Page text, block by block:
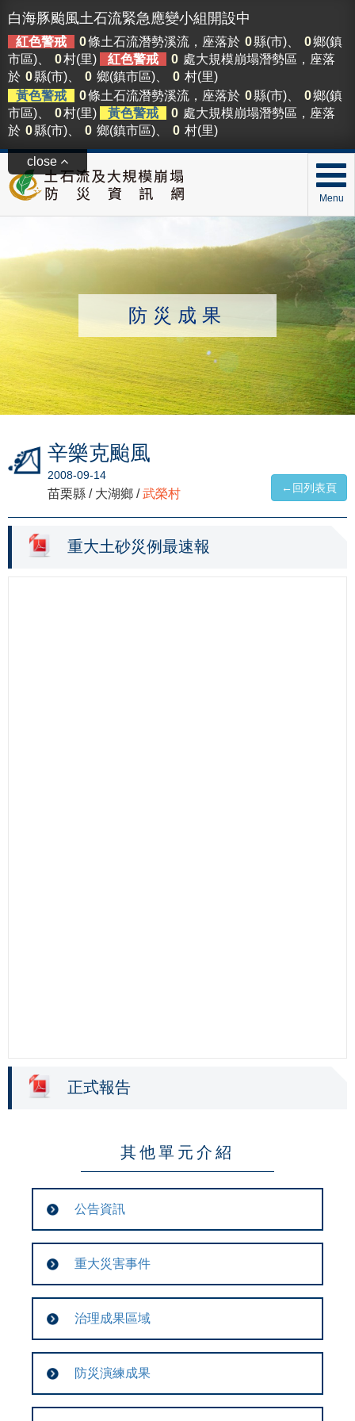
close
白海豚颱風土石流緊急應變小組開設中
紅色警戒 0條土石流潛勢溪流，座落於 0縣(市)、 0鄉(鎮
市區)、
0村(里) 紅色警戒 0 處大規模崩塌潛勢區，座落
於 0縣(市)、 0 鄉(鎮市區)、 0 村(里)
黃色警戒
0條土石流潛勢溪流，座落於 0縣(市)、 0鄉(鎮
市區)、
0村(里) 黃色警戒 0 處大規模崩塌潛勢區，座落
於 0縣(市)、 0 鄉(鎮市區)、 0 村(里)
Menu
防災成果
辛樂克颱風
2008-09-14
苗栗縣 / 大湖鄉 /武榮村 ←回列表頁
重大土砂災例最速報
正式報告
其他單元介紹
公告資訊
重大災害事件
治理成果區域
防災演練成果